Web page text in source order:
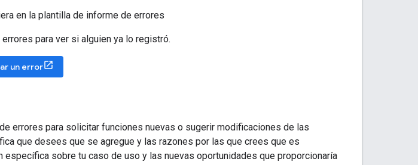
en la plantilla de informe de errores
para ver si alguien ya lo registró.
un error
errores para solicitar funciones nuevas o sugerir modificaciones de las
que desees que se agregue y las razones por las que crees que es
específica sobre tu caso de uso y las nuevas oportunidades que proporcionaría